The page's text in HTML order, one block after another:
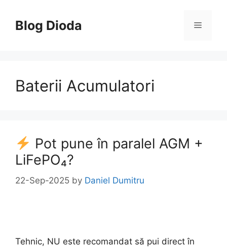
contentBlog Dioda Menu
Baterii Acumulatori
Pot pune în paralel AGM +
LiFePO₄?
22-Sep-2025 by Daniel Dumitru
Tehnic, NU este recomandat să pui direct în